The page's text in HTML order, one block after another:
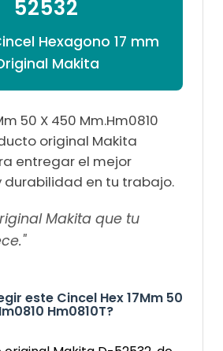
52532
Hexagono 17 mm
Makita
50 X 450 Mm.Hm0810
original Makita
entregar el mejor
durabilidad en tu trabajo.
Makita que tu
este Cincel Hex 17Mm 50
Hm0810T?